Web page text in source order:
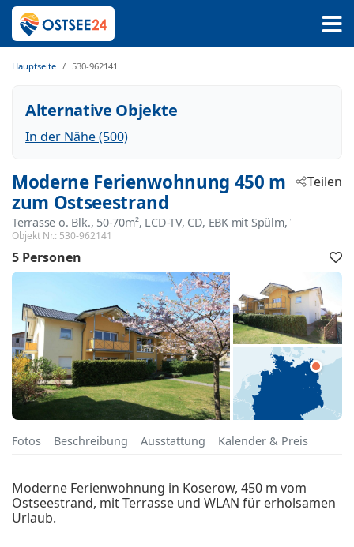
Hauptseite 530-962141
Alternative Objekte
In der Nähe (500)
Moderne Ferienwohnung 450 m
zum Ostseestrand
Terrasse o. Blk., 50-70m², LCD-TV, CD, EBK mit Spülm, WM+Tr
-
Objekt Nr.: 530-962141
Teilen
5 Personen
Fotos Beschreibung Ausstattung Kalender & Preis
Moderne Ferienwohnung in Koserow, 450 m vom
Ostseestrand, mit Terrasse und WLAN für erholsamen
Urlaub.